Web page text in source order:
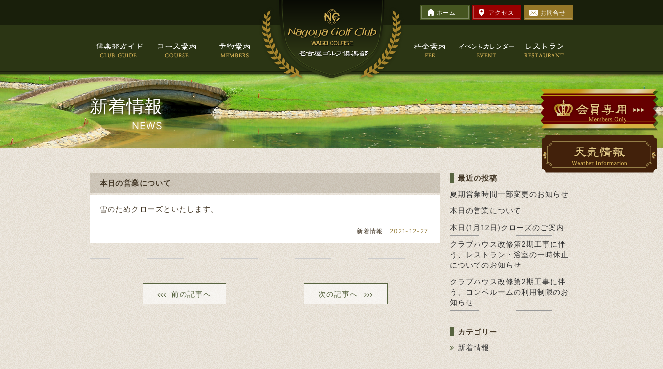
ホーム アクセス お問合せ
新着情報
NEWS
本日の営業について
雪のためクローズといたします。
新着情報 2021-12-27
前の記事へ 次の記事へ
最近の投稿
夏期営業時間一部変更のお知らせ
本日の営業について
本日(1月12日)クローズのご案内
クラブハウス改修第2期工事に伴
う、レストラン・浴室の一時休止
についてのお知らせ
クラブハウス改修第2期工事に伴
う、コンペルームの利用制限のお
知らせ
カテゴリー
新着情報